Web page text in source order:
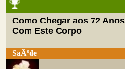
Como Chegar aos 72 Anos
Com Este Corpo
SaÃºde